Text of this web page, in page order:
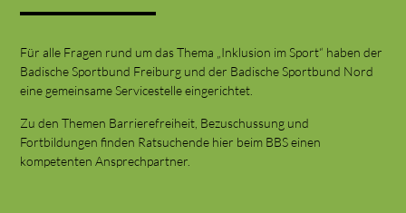
Für alle Fragen rund um das Thema „Inklusion im Sport“ haben der
Badische Sportbund Freiburg und der Badische Sportbund Nord
eine gemeinsame Servicestelle eingerichtet.
Zu den Themen Barrierefreiheit, Bezuschussung und
Fortbildungen finden Ratsuchende hier beim BBS einen
kompetenten Ansprechpartner.